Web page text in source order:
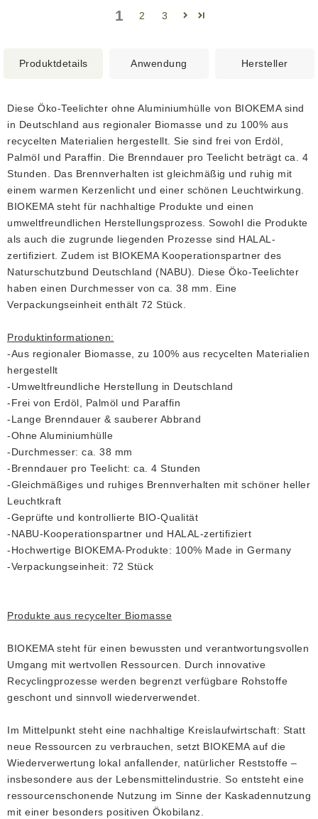
1 2 3
Produktdetails Anwendung Hersteller
Diese Öko-Teelichter ohne Aluminiumhülle von BIOKEMA sind
in Deutschland aus regionaler Biomasse und zu 100% aus
recycelten Materialien hergestellt. Sie sind frei von Erdöl,
Palmöl und Paraffin. Die Brenndauer pro Teelicht beträgt ca. 4
Stunden. Das Brennverhalten ist gleichmäßig und ruhig mit
einem warmen Kerzenlicht und einer schönen Leuchtwirkung.
BIOKEMA steht für nachhaltige Produkte und einen
umweltfreundlichen Herstellungsprozess. Sowohl die Produkte
als auch die zugrunde liegenden Prozesse sind HALAL-
zertifiziert. Zudem ist BIOKEMA Kooperationspartner des
Naturschutzbund Deutschland (NABU). Diese Öko-Teelichter
haben einen Durchmesser von ca. 38 mm. Eine
Verpackungseinheit enthält 72 Stück.
Produktinformationen:
-Aus regionaler Biomasse, zu 100% aus recycelten Materialien
hergestellt
-Umweltfreundliche Herstellung in Deutschland
-Frei von Erdöl, Palmöl und Paraffin
-Lange Brenndauer & sauberer Abbrand
-Ohne Aluminiumhülle
-Durchmesser: ca. 38 mm
-Brenndauer pro Teelicht: ca. 4 Stunden
-Gleichmäßiges und ruhiges Brennverhalten mit schöner heller
Leuchtkraft
-Geprüfte und kontrollierte BIO-Qualität
-NABU-Kooperationspartner und HALAL-zertifiziert
-Hochwertige BIOKEMA-Produkte: 100% Made in Germany
-Verpackungseinheit: 72 Stück
Produkte aus recycelter Biomasse
BIOKEMA steht für einen bewussten und verantwortungsvollen
Umgang mit wertvollen Ressourcen. Durch innovative
Recyclingprozesse werden begrenzt verfügbare Rohstoffe
geschont und sinnvoll wiederverwendet.
Im Mittelpunkt steht eine nachhaltige Kreislaufwirtschaft: Statt
neue Ressourcen zu verbrauchen, setzt BIOKEMA auf die
Wiederverwertung lokal anfallender, natürlicher Reststoffe –
insbesondere aus der Lebensmittelindustrie. So entsteht eine
ressourcenschonende Nutzung im Sinne der Kaskadennutzung
mit einer besonders positiven Ökobilanz.